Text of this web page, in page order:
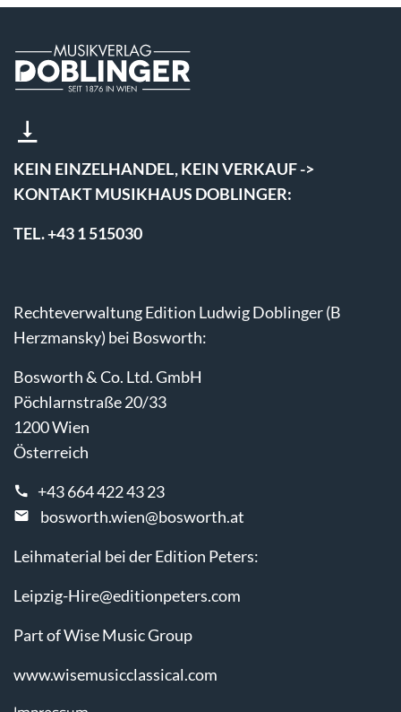
KEIN EINZELHANDEL, KEIN VERKAUF ->
KONTAKT MUSIKHAUS DOBLINGER:
TEL. +43 1 515030
Rechteverwaltung Edition Ludwig Doblinger (B
Herzmansky) bei Bosworth:
Bosworth & Co. Ltd. GmbH
Pöchlarnstraße 20/33
1200 Wien
Österreich
+43 664 422 43 23
bosworth.wien@bosworth.at
Leihmaterial bei der Edition Peters:
Leipzig-Hire@editionpeters.com
Part of Wise Music Group
www.wisemusicclassical.com